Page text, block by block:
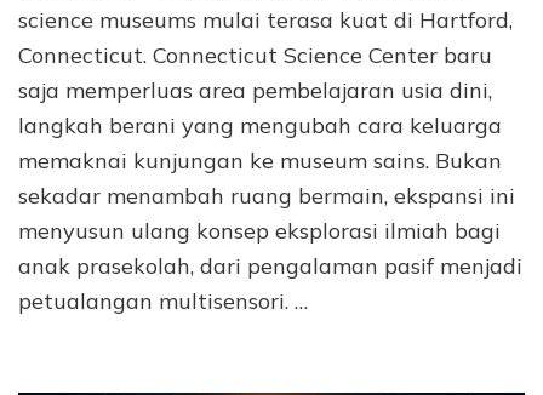
science museums mulai terasa kuat di Hartford,
Connecticut. Connecticut Science Center baru
saja memperluas area pembelajaran usia dini,
langkah berani yang mengubah cara keluarga
memaknai kunjungan ke museum sains. Bukan
sekadar menambah ruang bermain, ekspansi ini
menyusun ulang konsep eksplorasi ilmiah bagi
anak prasekolah, dari pengalaman pasif menjadi
petualangan multisensori. …